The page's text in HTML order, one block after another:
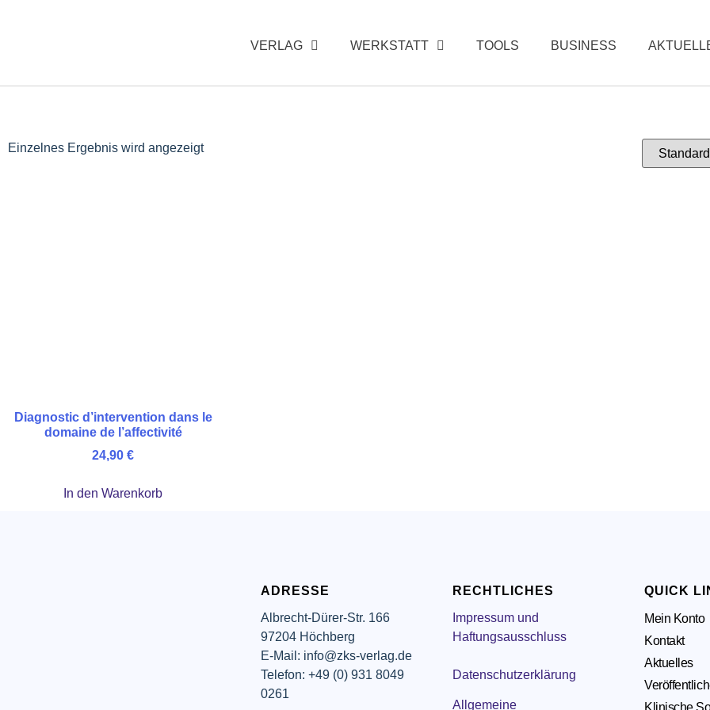
VERLAG WERKSTATT TOOLS BUSINESS
Einzelnes Ergebnis wird angezeigt
Diagnostic d’intervention dans le
domaine de l’affectivité
24,90 €
In den Warenkorb
ADRESSE
Albrecht-Dürer-Str. 166
97204 Höchberg
E-Mail: info@zks-verlag.de
Telefon: +49 (0) 931 8049
0261
RECHTLICHES
Impressum und
Haftungsausschluss
Datenschutzerklärung
Allgemeine
QUICK
Mein Konto
Kontakt
Aktuelles
Klinische